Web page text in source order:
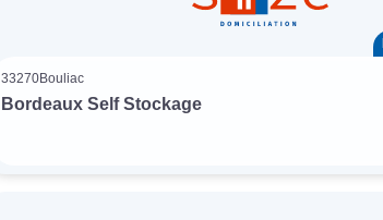
33270Bouliac
Bordeaux Self Stockage